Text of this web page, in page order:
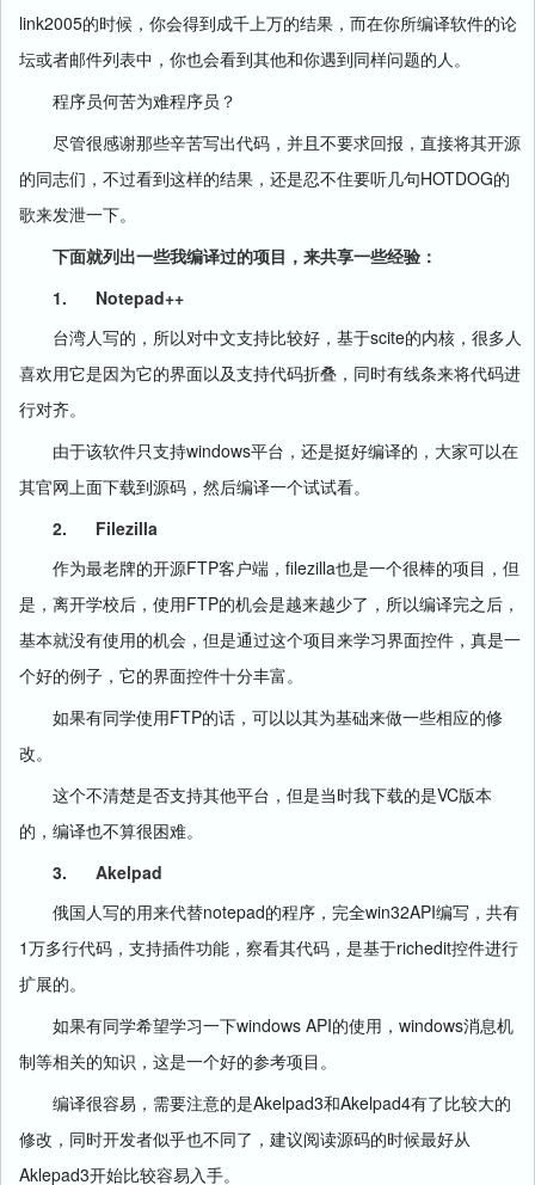
link2005的时候，你会得到成千上万的结果，而在你所编译软件的论
坛或者邮件列表中，你也会看到其他和你遇到同样问题的人。
程序员何苦为难程序员？
尽管很感谢那些辛苦写出代码，并且不要求回报，直接将其开源
的同志们，不过看到这样的结果，还是忍不住要听几句HOTDOG的
歌来发泄一下。
下面就列出一些我编译过的项目，来共享一些经验：
1. Notepad++
台湾人写的，所以对中文支持比较好，基于scite的内核，很多人
喜欢用它是因为它的界面以及支持代码折叠，同时有线条来将代码进
行对齐。
由于该软件只支持windows平台，还是挺好编译的，大家可以在
其官网上面下载到源码，然后编译一个试试看。
2. Filezilla
作为最老牌的开源FTP客户端， filezilla也是一个很棒的项目，但
是，离开学校后，使用 FTP的机会是越来越少了，所以编译完之后，
基本就没有使用的机会，但是通过这个项目来学习界面控件，真是一
个好的例子，它的界面控件十分丰富。
如果有同学使用 FTP的话，可以以其为基础来做一些相应的修
改。
这个不清楚是否支持其他平台，但是当时我下载的是VC版本
的，编译也不算很困难。
3. Akelpad
俄国人写的用来代替notepad的程序，完全win32API编写，共有
1 万多行代码，支持插件功能，察看其代码，是基于richedit控件进行
扩展的。
如果有同学希望学习一下windows API的使用， windows消息机
制等相关的知识，这是一个好的参考项目。
编译很容易，需要注意的是Akelpad3和Akelpad4有了比较大的
修改，同时开发者似乎也不同了，建议阅读源码的时候最好从
Aklepad3开始比较容易入手。